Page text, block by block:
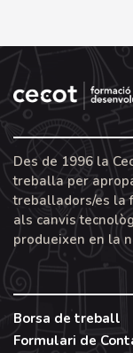
Des de 1996 la
treballa per
treballadors/es la
als canvis
produeixen en la
Borsa de treball
Formulari de